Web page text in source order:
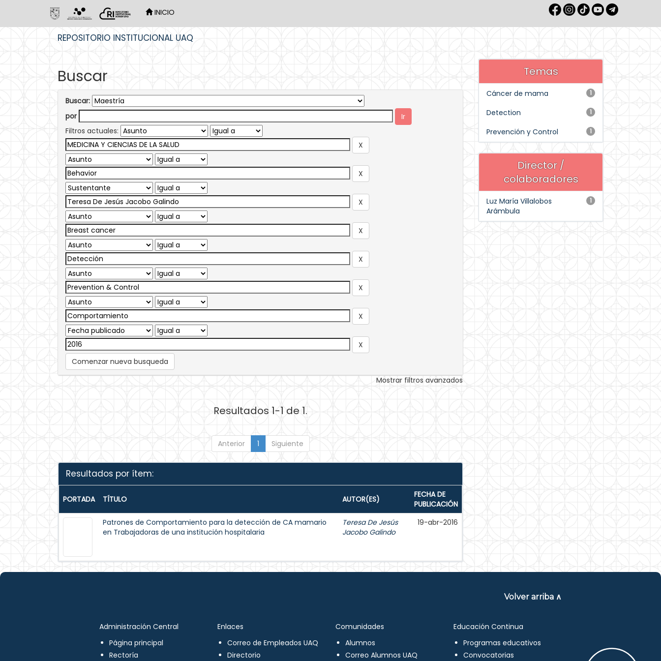
INICIO
REPOSITORIO INSTITUCIONAL UAQ
Buscar
Buscar:
por
Filtros actuales:
Comenzar nueva busqueda
Mostrar filtros avanzados
Resultados 1-1 de 1.
Anterior 1 Siguiente
Resultados por ítem:
PORTADA TÍTULO AUTOR(ES)
FECHA DE
PUBLICACIÓN
Patrones de Comportamiento para la detección de CA mamario
en Trabajadoras de una institución hospitalaria
Teresa De Jesús
Jacobo Galindo
19-abr-2016
Temas
1
Cáncer de mama
1
Detection
1
Prevención y Control
Director /
colaboradores
1
Luz María Villalobos
Arámbula
Volver arriba ∧
Administración Central
Página principal
Rectoría
Enlaces
Correo de Empleados UAQ
Directorio
Comunidades
Alumnos
Correo Alumnos UAQ
Educación Continua
Programas educativos
Convocatorias